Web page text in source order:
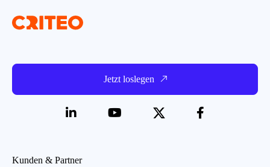
Jetzt loslegen
Kunden & Partner